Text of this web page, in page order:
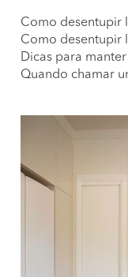
Como desentupir
Como desentupir
Dicas para
Quando chamar